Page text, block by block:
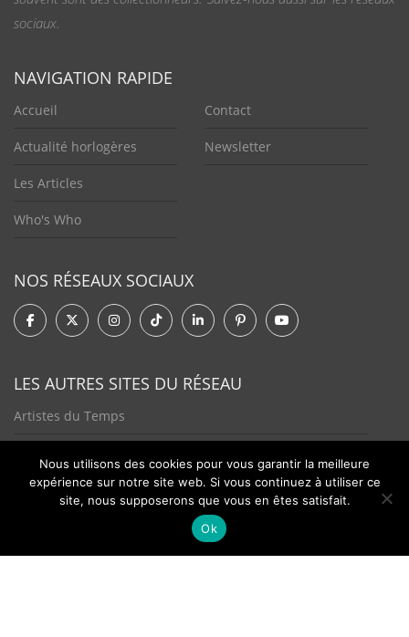
sociaux.
NAVIGATION RAPIDE
Accueil
Actualité horlogères
Les Articles
Who's Who
Contact
Newsletter
NOS RÉSEAUX SOCIAUX
LES AUTRES SITES DU RÉSEAU
Artistes du Temps
Nous utilisons des cookies pour vous garantir la meilleure
expérience sur notre site web. Si vous continuez à utiliser ce
site, nous supposerons que vous en êtes satisfait.
Ok